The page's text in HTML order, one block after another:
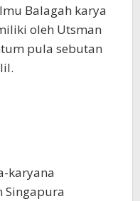
Balagah karya
oleh Utsman
pula sebutan
karyana
Singapura